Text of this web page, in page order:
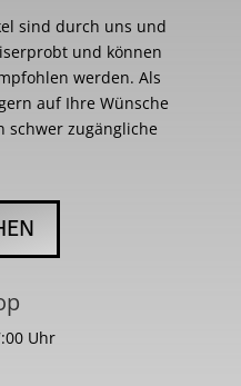
sind durch uns und
und können
werden. Als
auf Ihre Wünsche
schwer zugängliche
Uhr